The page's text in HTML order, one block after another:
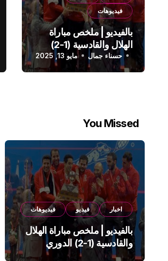
فيديوهات
بالفيديو | ملخص مباراة
الهلال والقادسية (1-2)
الدوري السعودي
حسناء جمال مايو 13, 2025
You Missed
اخبار فيديو فيديوهات
بالفيديو | ملخص مباراة الهلال
والقادسية (1-2) الدوري
السعودي